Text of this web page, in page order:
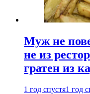
Муж не
не из
гратен из
1 год спустя1 год